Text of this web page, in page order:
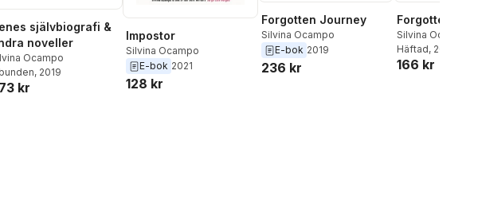
självbiografi &
noveller
Ocampo
, 2019
kr
Impostor
Silvina Ocampo
E-bok 2021
128 kr
Forgotten Journey
Silvina Ocampo
E-bok 2019
236 kr
Forgotten
Silvina Ocampo
Häftad, 2019
166 kr